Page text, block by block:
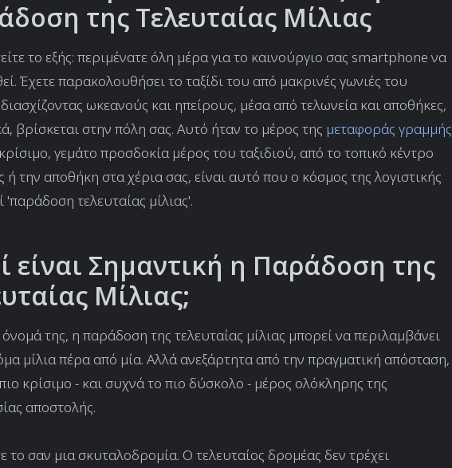
της Τελευταίας Μίλιας
το εξής: περιμένατε όλη μέρα για το καινούργιο σας smartphone να
Έχετε παρακολουθήσει το ταξίδι του από μακρινές γωνιές του
ωκεανούς και ηπείρους, μέσα από τελωνεία και αποθήκες,
βρίσκεται στην πόλη σας. Αυτό ήταν το μέρος της μεταφοράς γραμμής
γεμάτο προσδοκία μέρος του ταξιδιού, από το τοπικό κέντρο
ή την αποθήκη στα χέρια σας, είναι αυτό που ο κόσμος της λογιστικής
'παράδοση τελευταίας μίλιας'.
είναι Σημαντική η Παράδοση της
Μίλιας;
της, η παράδοση της τελευταίας μίλιας μπορεί να περιλαμβάνει
μίλια πέρα από μία. Αλλά ανεξάρτητα από την πραγματική απόσταση,
πιο κρίσιμο - και συχνά το πιο δύσκολο - μέρος ολόκληρης της
αποστολής.
το σαν μια σκυταλοδρομία. Ο τελευταίος δρομέας δεν τρέχει